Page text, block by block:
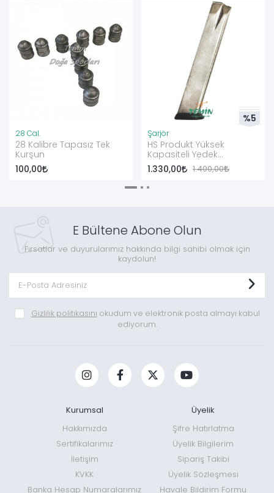
28 Cal.
28 Kalibre Tapasız Tek
Kurşun
100,00
Şarjör
HS Produkt Yüksek
Kapasiteli Yedek
Şarjör (Nikel)
1.330,00 1.400,00
%5
E Bültene Abone Olun
Fırsatlar ve duyurularımız hakkında bilgi sahibi olmak için
kaydolun!
Gizlilik politikasını okudum ve elektronik posta almayı kabul
ediyorum.
Kurumsal
Hakkımızda
Sertifikalarımız
İletişim
KVKK
Banka Hesap Numaralarımız
Üyelik
Şifre Hatırlatma
Üyelik Bilgilerim
Sipariş Takibi
Üyelik Sözleşmesi
Havale Bildirim Formu